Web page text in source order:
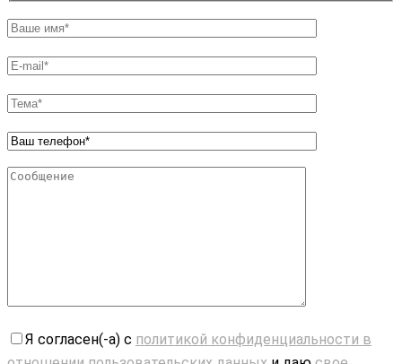
Я согласен(-а) с политикой конфиденциальности в